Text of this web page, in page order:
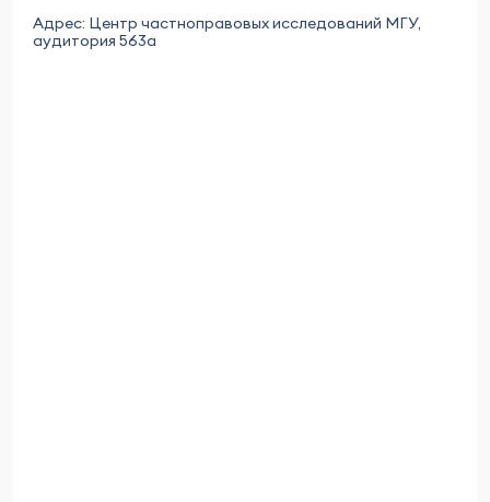
Адрес: Центр частноправовых исследований МГУ,
аудитория 563а